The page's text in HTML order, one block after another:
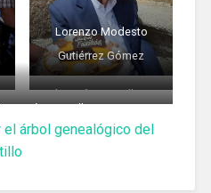
Lorenzo Modesto
Gutiérrez Gómez
Flori Gómez Gallego
Gómez Gallego
el árbol genealógico del